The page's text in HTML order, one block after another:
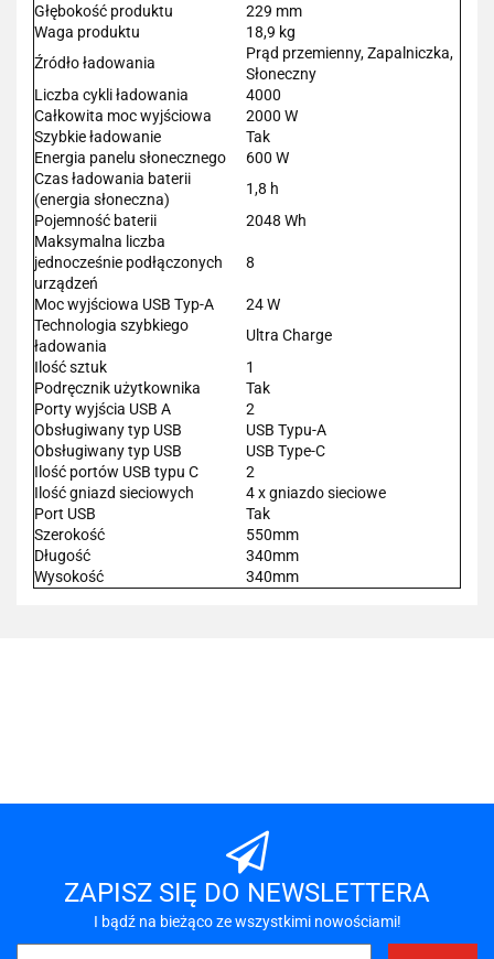
Głębokość produktu
229 mm
Waga produktu
18,9 kg
Źródło ładowania
Prąd przemienny, Zapalniczka,
Słoneczny
Liczba cykli ładowania
4000
Całkowita moc wyjściowa
2000 W
Szybkie ładowanie
Tak
Energia panelu słonecznego
600 W
Czas ładowania baterii
(energia słoneczna)
1,8 h
Pojemność baterii
2048 Wh
Maksymalna liczba
jednocześnie podłączonych
urządzeń
8
Moc wyjściowa USB Typ-A
24 W
Technologia szybkiego
ładowania
Ultra Charge
Ilość sztuk
1
Podręcznik użytkownika
Tak
Porty wyjścia USB A
2
Obsługiwany typ USB
USB Typu-A
Obsługiwany typ USB
USB Type-C
Ilość portów USB typu C
2
Ilość gniazd sieciowych
4 x gniazdo sieciowe
Port USB
Tak
Szerokość
550mm
Długość
340mm
Wysokość
340mm
A-LAN
ZAPISZ SIĘ DO NEWSLETTERA
I bądź na bieżąco ze wszystkimi nowościami!